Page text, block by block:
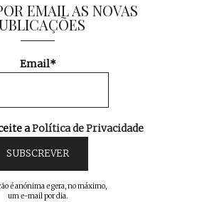
EMAIL AS NOVAS
Email*
aPolítica de Privacidade
é anónima e gera, no máximo,
um e-mail por dia.